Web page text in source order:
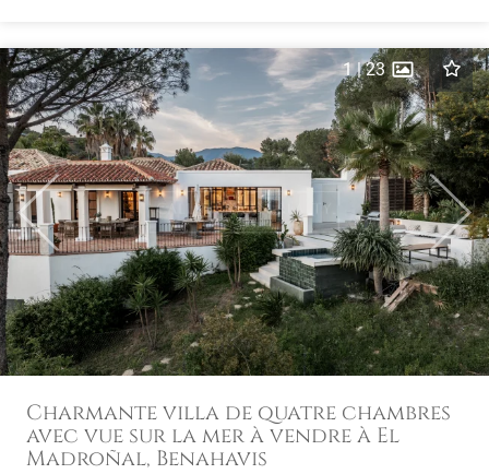
Previous Next
1|23
Charmante villa de quatre chambres
avec vue sur la mer à vendre à El
Madroñal, Benahavis